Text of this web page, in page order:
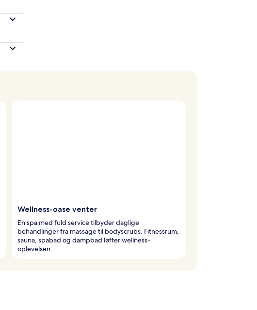
Wellness-oase venter
En spa med fuld service tilbyder daglige
behandlinger fra massage til bodyscrubs. Fitnessrum,
sauna, spabad og dampbad løfter wellness-
oplevelsen.